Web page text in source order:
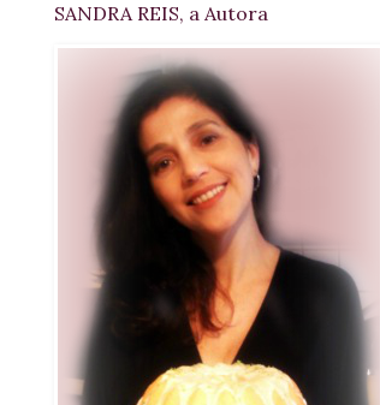
SANDRA REIS, a Autora